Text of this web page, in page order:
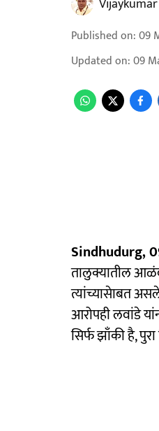
Published on:09
Updated on:09
Sindhudurg,
तालुक्यातील
त्यांच्यासेाबत
आरोपही लवांडे
सिर्फ झाँकी है,